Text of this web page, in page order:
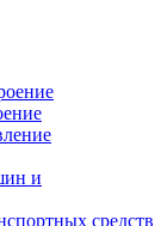
и
средств